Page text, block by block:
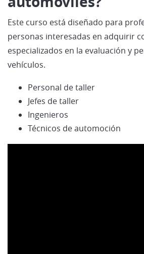
Este curso está diseñado para
personas interesadas en adquirir
especializados en la evaluación y
vehículos.
Personal de taller
Jefes de taller
Ingenieros
Técnicos de automoción